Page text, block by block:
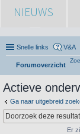
NIEUWS
Snelle links V&A
Forumoverzicht
Actieve
Ga naar uitgebreid
Er